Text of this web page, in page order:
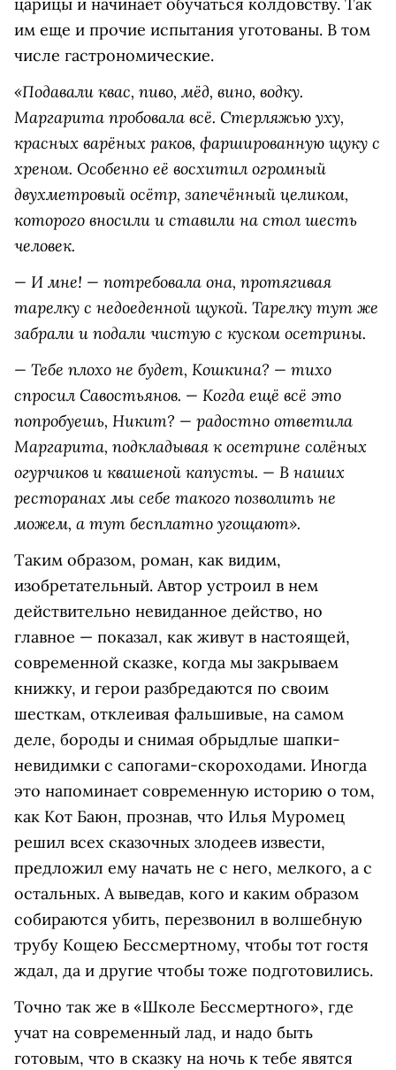
царицы и начинает обучаться колдовству. Так
им еще и прочие испытания уготованы. В том
числе гастрономические.
«Подавали квас, пиво, мёд, вино, водку.
Маргарита пробовала всё. Стерляжью уху,
красных варёных раков, фаршированную щуку с
хреном. Особенно её восхитил огромный
двухметровый осётр, запечённый целиком,
которого вносили и ставили на стол шесть
человек.
— И мне! — потребовала она, протягивая
тарелку с недоеденной щукой. Тарелку тут же
забрали и подали чистую с куском осетрины.
— Тебе плохо не будет, Кошкина? — тихо
спросил Савостьянов. — Когда ещё всё это
попробуешь, Никит? — радостно ответила
Маргарита, подкладывая к осетрине солёных
огурчиков и квашеной капусты. — В наших
ресторанах мы себе такого позволить не
можем, а тут бесплатно угощают».
Таким образом, роман, как видим,
изобретательный. Автор устроил в нем
действительно невиданное действо, но
главное — показал, как живут в настоящей,
современной сказке, когда мы закрываем
книжку, и герои разбредаются по своим
шесткам, отклеивая фальшивые, на самом
деле, бороды и снимая обрыдлые шапки-
невидимки с сапогами-скороходами. Иногда
это напоминает современную историю о том,
как Кот Баюн, прознав, что Илья Муромец
решил всех сказочных злодеев извести,
предложил ему начать не с него, мелкого, а с
остальных. А выведав, кого и каким образом
собираются убить, перезвонил в волшебную
трубу Кощею Бессмертному, чтобы тот гостя
ждал, да и другие чтобы тоже подготовились.
Точно так же в «Школе Бессмертного», где
учат на современный лад, и надо быть
готовым, что в сказку на ночь к тебе явятся